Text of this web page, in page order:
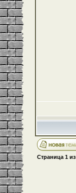
Страница 1 из